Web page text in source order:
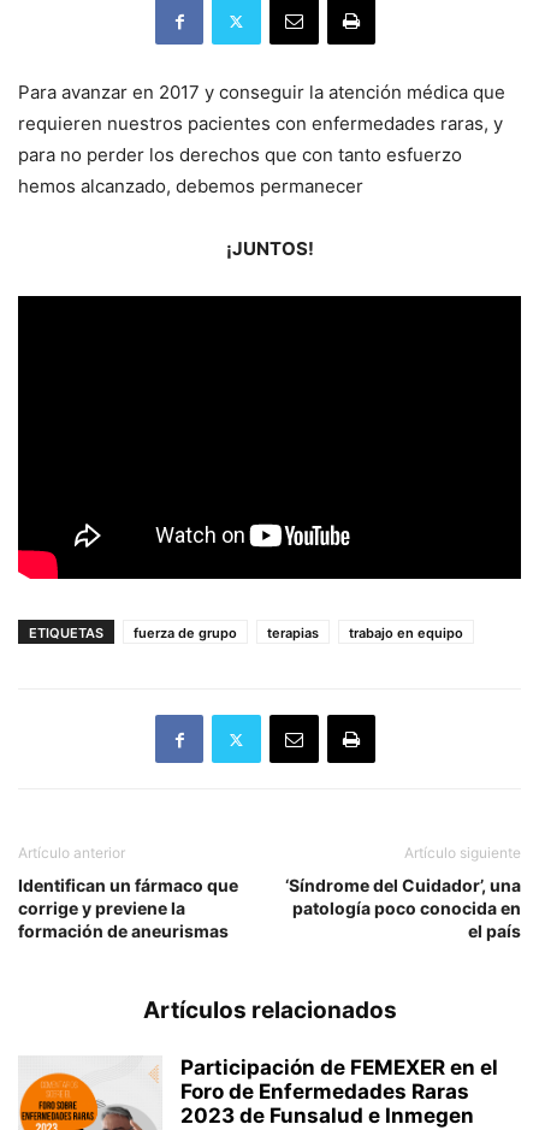
Para avanzar en 2017 y conseguir la atención médica que
requieren nuestros pacientes con enfermedades raras, y
para no perder los derechos que con tanto esfuerzo
hemos alcanzado, debemos permanecer
¡JUNTOS!
ETIQUETAS fuerza de grupo terapias trabajo en equipo
Artículo anterior
Identifican un fármaco que
corrige y previene la
formación de aneurismas
Artículo siguiente
‘Síndrome del Cuidador’, una
patología poco conocida en
el país
Artículos relacionados
Participación de FEMEXER en el
Foro de Enfermedades Raras
2023 de Funsalud e Inmegen